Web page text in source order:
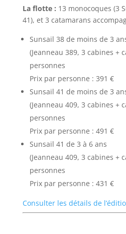
La flotte : 13 monocoques (3
41), et 3 catamarans
Sunsail 38 de moins de 3
(Jeanneau 389, 3 cabines +
personnes
Prix par personne : 391 €
Sunsail 41 de moins de 3
(Jeanneau 409, 3 cabines +
personnes
Prix par personne : 491 €
Sunsail 41 de 3 à 6 ans
(Jeanneau 409, 3 cabines +
personnes
Prix par personne : 431 €
Consulter les détails de